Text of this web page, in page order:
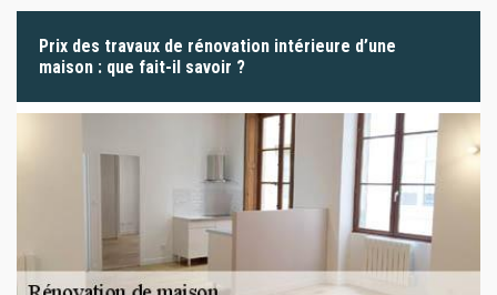
Prix des travaux de rénovation intérieure d’une
maison : que fait-il savoir ?